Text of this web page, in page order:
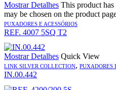
Mostrar Detalhes This product
may be chosen on the product
PUXADORES E ACESSÓRIOS
REF. 4007 5SQ T2
Mostrar Detalhes Quick View
LINK SILVER COLLECTION, PUXADORES
IN.00.442